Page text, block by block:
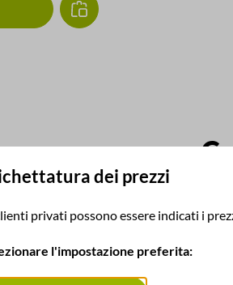
dei prezzi
privati possono essere indicati i
l'impostazione preferita: